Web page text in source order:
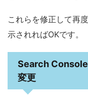
これらを修正して再
示されればOKです。
Search
変更